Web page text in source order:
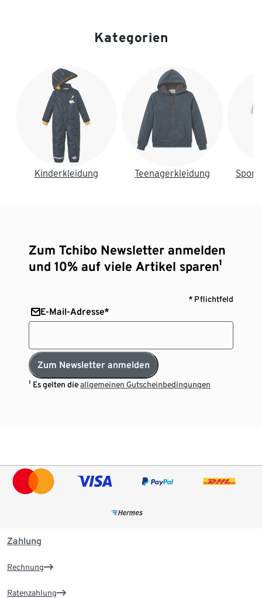
Kategorien
Kinderkleidung Teenagerkleidung
Zum Tchibo Newsletter anmelden
und 10% auf viele Artikel sparen¹
* Pflichtfeld
E-Mail-Adresse*
Zum Newsletter anmelden
¹ Es gelten dieallgemeinen Gutscheinbedingungen
Zahlung
Rechnung
Ratenzahlung